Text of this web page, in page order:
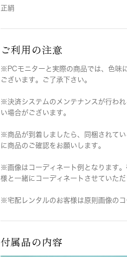
正絹
ご利用の注意
※PCモニターと実際の商品では、色味
ございます。ご了承下さい。
※決済システムのメンテナンスが行わ
い場合がございます。
※商品が到着しましたら、同梱されて
に商品のご確認をお願いします。
※画像はコーディネート例となります
様と一緒にコーディネートさせていただ
※宅配レンタルのお客様は原則画像のコ
付属品の内容